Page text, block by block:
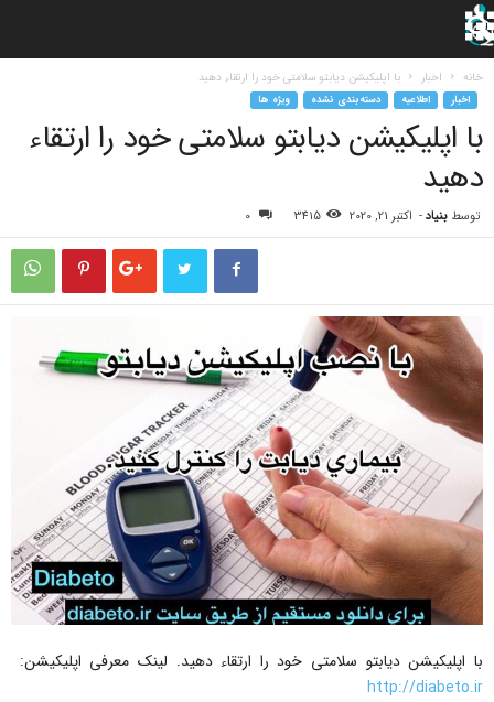
خانه اخبار با اپلیکیشن دیابتو سلامتی خود را ارتقاء دهید
اخبار اطلاعیه دسته‌بندی نشده ویژه ها
با اپلیکیشن دیابتو سلامتی خود را ارتقاء
دهید
توسط بنیاد- اکتبر 21, 2020 3415
0
با اپلیکیشن دیابتو سلامتی خود را ارتقاء دهید. لینک معرفی اپلیکیشن:
http://diabeto.ir